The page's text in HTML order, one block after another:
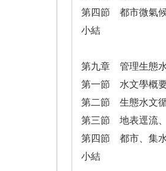
第四節 都市微氣
小結
第九章 管理生態
第一節 水文學概
第二節 生態水文
第三節 地表逕流
第四節 都市、集
小結